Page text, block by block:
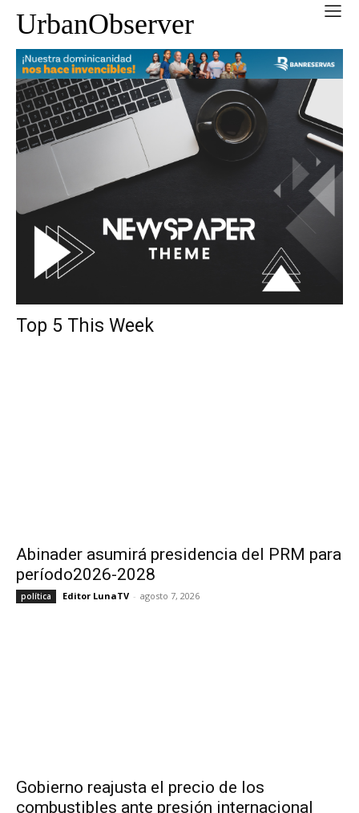
UrbanObserver
Top 5 This Week
Abinader asumirá presidencia del PRM para
período2026-2028
política Editor LunaTV - agosto 7, 2026
Gobierno reajusta el precio de los
combustibles ante presión internacional